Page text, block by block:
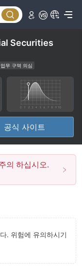
Securities
업무 구역 의심
공식 사이트
의 하십시오.
. 위험에 유의하시기